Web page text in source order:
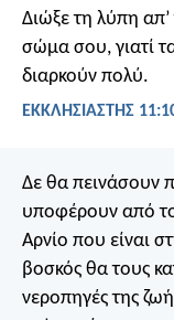
Διώξε τη λύπη
σώμα σου, γιατί
διαρκούν πολύ.
ΕΚΚΛΗΣΙΑΣΤΗΣ
Δε θα πεινάσουν
υποφέρουν από
Αρνίο που είναι
βοσκός θα τους
νεροπηγές της